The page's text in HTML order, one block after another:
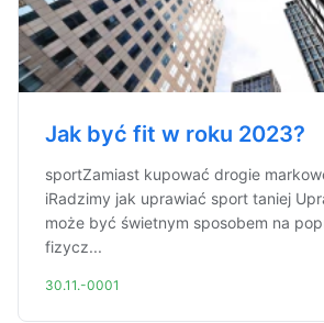
Jak być fit w roku 2023?
sportZamiast kupować drogie
iRadzimy jak uprawiać sport taniej
może być świetnym sposobem na
fizycz...
30.11.-0001